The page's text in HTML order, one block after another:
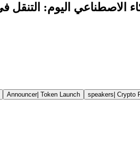
| Crypto
Announcer| Token Launch